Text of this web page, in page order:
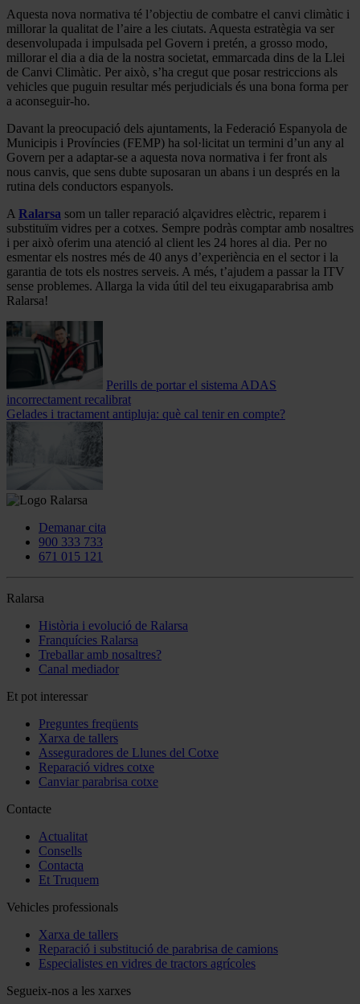
Aquesta nova normativa té l’objectiu de combatre el canvi climàtic i
millorar la qualitat de l’aire a les ciutats. Aquesta estratègia va ser
desenvolupada i impulsada pel Govern i pretén, a grosso modo,
millorar el dia a dia de la nostra societat, emmarcada dins de la Llei
de Canvi Climàtic. Per això, s’ha cregut que posar restriccions als
vehicles que puguin resultar més perjudicials és una bona forma per
a aconseguir-ho.
Davant la preocupació dels ajuntaments, la Federació Espanyola de
Municipis i Províncies (FEMP) ha sol·licitat un termini d’un any al
Govern per a adaptar-se a aquesta nova normativa i fer front als
nous canvis, que sens dubte suposaran un abans i un després en la
rutina dels conductors espanyols.
A Ralarsa som un taller reparació alçavidres elèctric, reparem i
substituïm vidres per a cotxes. Sempre podràs comptar amb nosaltres
i per això oferim una atenció al client les 24 hores al dia. Per no
esmentar els nostres més de 40 anys d’experiència en el sector i la
garantia de tots els nostres serveis. A més, t’ajudem a passar la ITV
sense problemes. Allarga la vida útil del teu eixugaparabrisa amb
Ralarsa!
Perills de portar el sistema ADAS
incorrectament recalibrat
Gelades i tractament antipluja: què cal tenir en compte?
Demanar cita
900 333 733
671 015 121
Ralarsa
Història i evolució de Ralarsa
Franquícies Ralarsa
Treballar amb nosaltres?
Canal mediador
Et pot interessar
Preguntes freqüents
Xarxa de tallers
Asseguradores de Llunes del Cotxe
Reparació vidres cotxe
Canviar parabrisa cotxe
Contacte
Actualitat
Consells
Contacta
Et Truquem
Vehicles professionals
Xarxa de tallers
Reparació i substitució de parabrisa de camions
Especialistes en vidres de tractors agrícoles
Segueix-nos a les xarxes